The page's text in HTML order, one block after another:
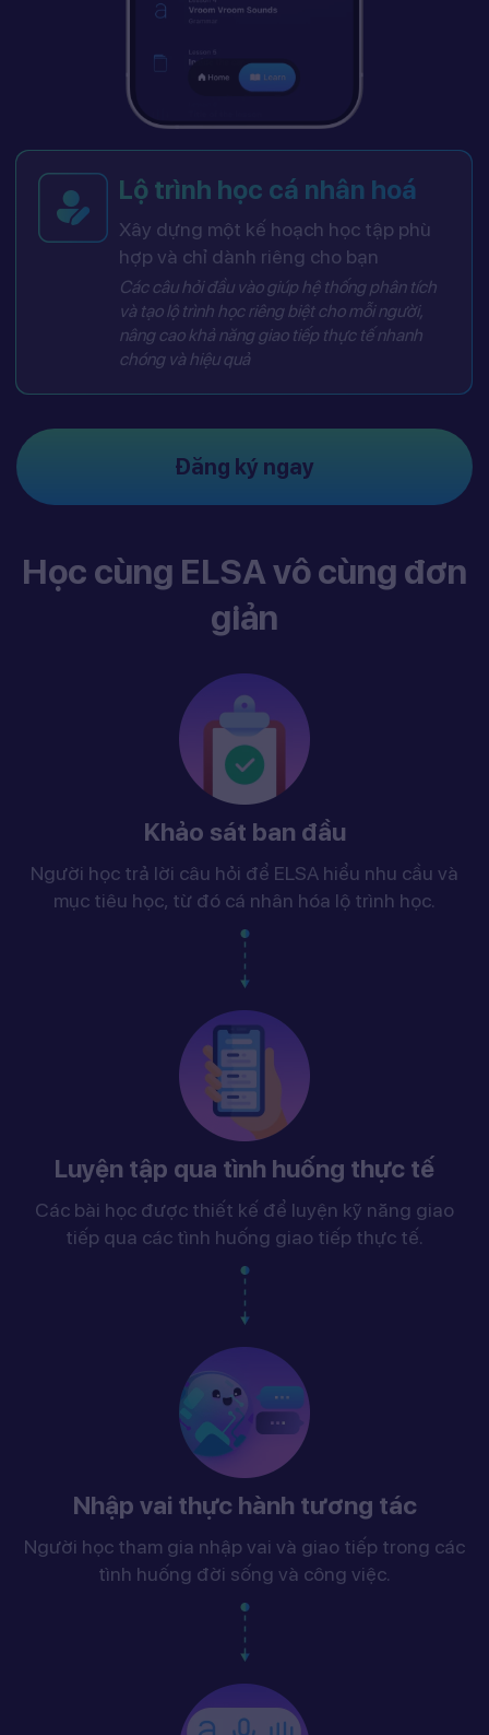
Lộ trình học cá nhân hoá
Xây dựng một kế hoạch học tập phù
hợp và chỉ dành riêng cho bạn
Các câu hỏi đầu vào giúp hệ thống phân tích
và tạo lộ trình học riêng biệt cho mỗi người,
nâng cao khả năng giao tiếp thực tế nhanh
chóng và hiệu quả
Đăng ký ngay
Học cùng ELSA vô cùng đơn
giản
Khảo sát ban đầu
Người học trả lời câu hỏi để ELSA hiểu nhu cầu và
mục tiêu học, từ đó cá nhân hóa lộ trình học.
Luyện tập qua tình huống thực tế
Các bài học được thiết kế để luyện kỹ năng giao
tiếp qua các tình huống giao tiếp thực tế.
Nhập vai thực hành tương tác
Người học tham gia nhập vai và giao tiếp trong các
tình huống đời sống và công việc.